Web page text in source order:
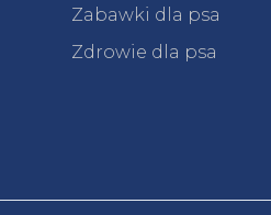
Zabawki dla psa
Zdrowie dla psa